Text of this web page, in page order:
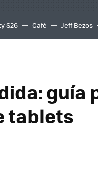
S26 Café Jeff Bezos
guía
tablets